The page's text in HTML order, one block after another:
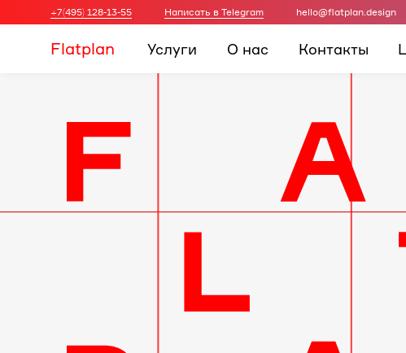
+7(495) 128-13-55 Написать в Telegram hello@flatplan.design
Flatplan Услуги О нас Контакты